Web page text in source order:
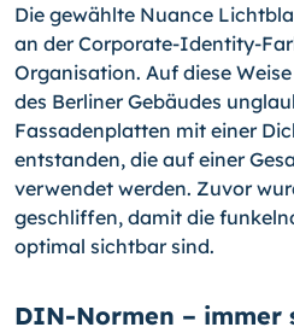
Die gewählte Nuance
an der Corporate-Identity-
Organisation. Auf diese
des Berliner Gebäudes
Fassadenplatten mit einer
entstanden, die auf einer
verwendet werden. Zuvor
geschliffen, damit die
optimal sichtbar sind.
DIN-Normen – immer